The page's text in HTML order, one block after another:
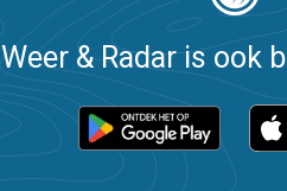
Weer & Radar is ook